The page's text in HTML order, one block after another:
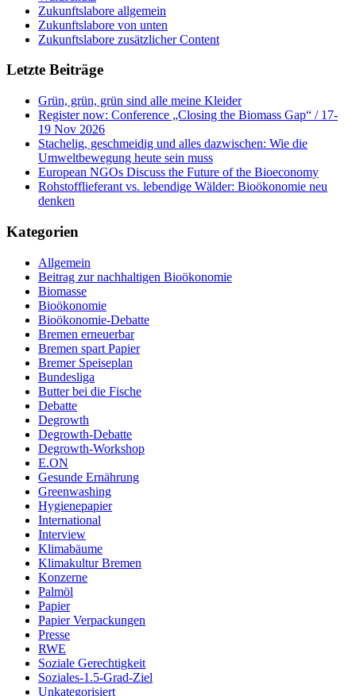
Zukunftslabore allgemein
Zukunftslabore von unten
Zukunftslabore zusätzlicher Content
Letzte Beiträge
Grün, grün, grün sind alle meine Kleider
Register now: Conference „Closing the Biomass Gap“ / 17-
19 Nov 2026
Stachelig, geschmeidig und alles dazwischen: Wie die
Umweltbewegung heute sein muss
European NGOs Discuss the Future of the Bioeconomy
Rohstofflieferant vs. lebendige Wälder: Bioökonomie neu
denken
Kategorien
Allgemein
Beitrag zur nachhaltigen Bioökonomie
Biomasse
Bioökonomie
Bioökonomie-Debatte
Bremen erneuerbar
Bremen spart Papier
Bremer Speiseplan
Bundesliga
Butter bei die Fische
Debatte
Degrowth
Degrowth-Debatte
Degrowth-Workshop
E.ON
Gesunde Ernährung
Greenwashing
Hygienepapier
International
Interview
Klimabäume
Klimakultur Bremen
Konzerne
Palmöl
Papier
Papier Verpackungen
Presse
RWE
Soziale Gerechtigkeit
Soziales-1.5-Grad-Ziel
Unkategorisiert